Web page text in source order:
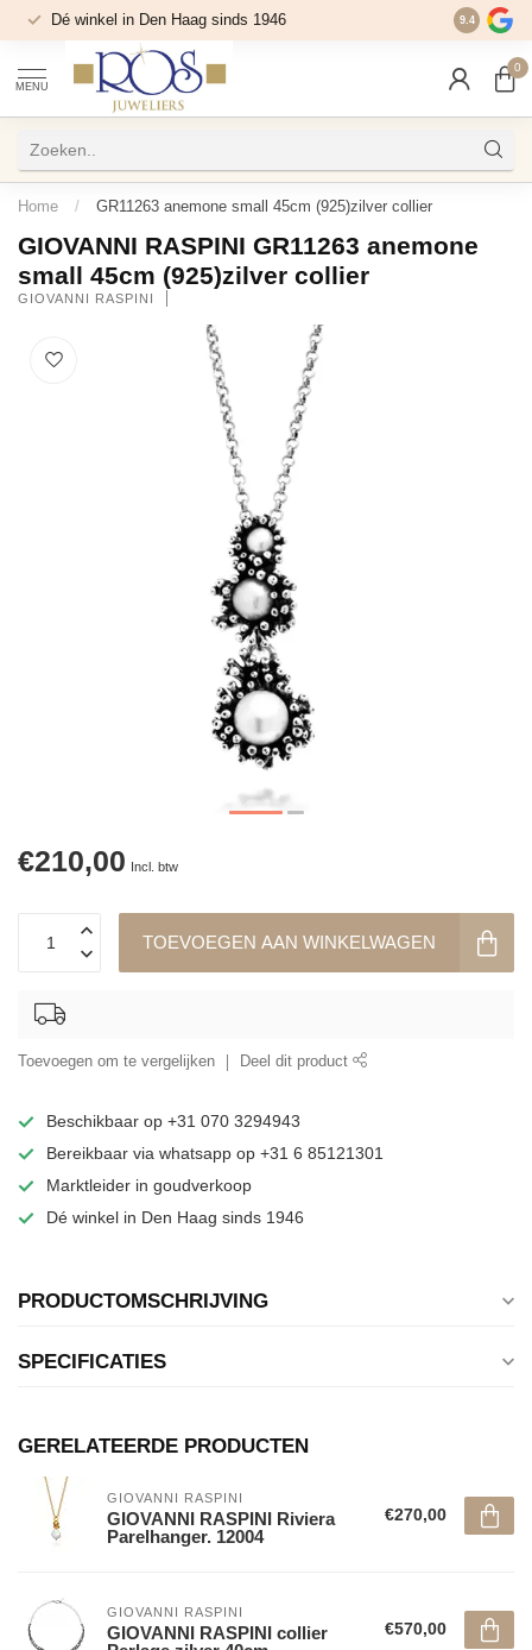
Dé winkel in Den Haag sinds 1946 9.4
MENU
0
Home / GR11263 anemone small 45cm (925)zilver collier
GIOVANNI RASPINI GR11263 anemone
small 45cm (925)zilver collier
GIOVANNI RASPINI
€210,00 Incl. btw
TOEVOEGEN AAN WINKELWAGEN
Toevoegen om te vergelijken Deel dit product
Beschikbaar op +31 070 3294943
Bereikbaar via whatsapp op +31 6 85121301
Marktleider in goudverkoop
Dé winkel in Den Haag sinds 1946
PRODUCTOMSCHRIJVING
SPECIFICATIES
GERELATEERDE PRODUCTEN
GIOVANNI RASPINI
GIOVANNI RASPINI Riviera
Parelhanger. 12004
€270,00
GIOVANNI RASPINI
GIOVANNI RASPINI collier
€570,00